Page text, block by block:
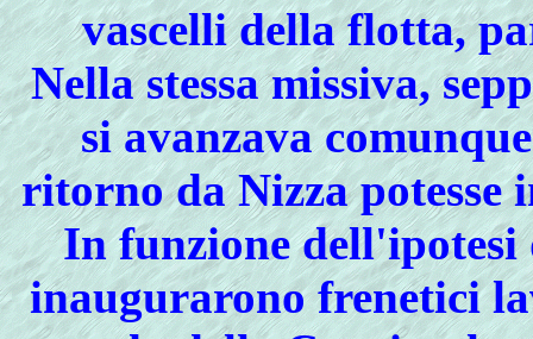
vascelli della flotta,
Nella stessa missiva,
si avanzava
ritorno da Nizza potesse
Infunzione
inaugurarono frenetici